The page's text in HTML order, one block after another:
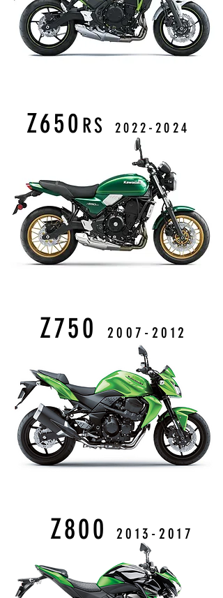
Z650 RS 2022 -2024
Z750 2007-2012
Z800 2013 -2017